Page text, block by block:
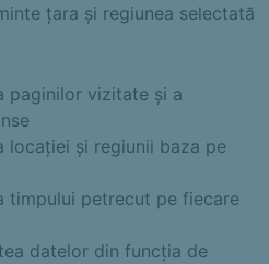
țara și regiunea selectată
paginilor vizitate și a
locației și regiunii baza pe
timpului petrecut pe fiecare
datelor din funcția de